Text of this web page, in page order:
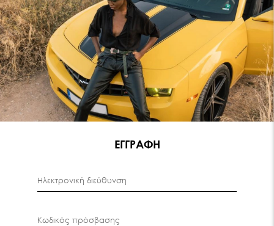
ΕΓΓΡΑΦΗ
Ηλεκτρονική διεύθυνση
Κωδικός πρόσβασης